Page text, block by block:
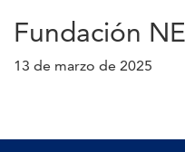
Fundación
13 de marzo de 2025